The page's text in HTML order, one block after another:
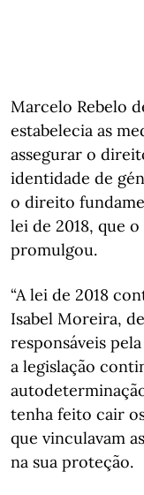
Marcelo Rebelo
estabelecia as
assegurar o
identidade de
o direito
lei de 2018, que
promulgou.
“A lei de 2018
Isabel Moreira,
responsáveis
a legislação
tenha feito cair
que vinculavam
na sua proteção.